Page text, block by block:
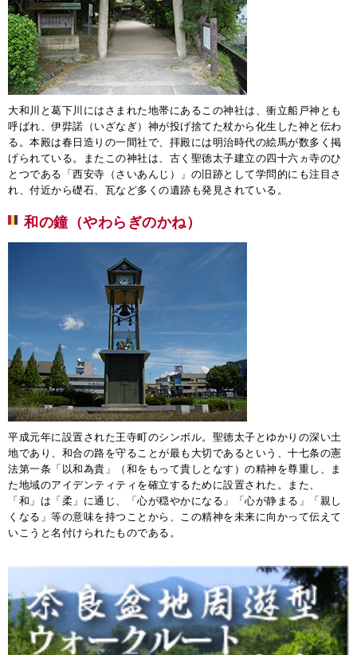
大和川と葛下川にはさまれた地帯にあるこの神社は、衝立船戸神とも
呼ばれ、伊弉諾（いざなぎ）神が投げ捨てた杖から化生した神と伝わ
る。本殿は春日造りの一間社で、拝殿には明治時代の絵馬が数多く掲
げられている。またこの神社は、古く聖徳太子建立の四十六ヵ寺のひ
とつである「西安寺（さいあんじ）」の旧跡として学問的にも注目さ
れ、付近から礎石、瓦など多くの遺跡も発見されている。
和の鐘（やわらぎのかね）
平成元年に設置された王寺町のシンボル。聖徳太子とゆかりの深い土
地であり、和合の路を守ることが最も大切であるという、十七条の憲
法第一条「以和為貴」（和をもって貴しとなす）の精神を尊重し、ま
た地域のアイデンティティを確立するために設置された。また、
「和」は「柔」に通じ、「心が穏やかになる」「心が静まる」「親し
くなる」等の意味を持つことから、この精神を未来に向かって伝えて
いこうと名付けられたものである。